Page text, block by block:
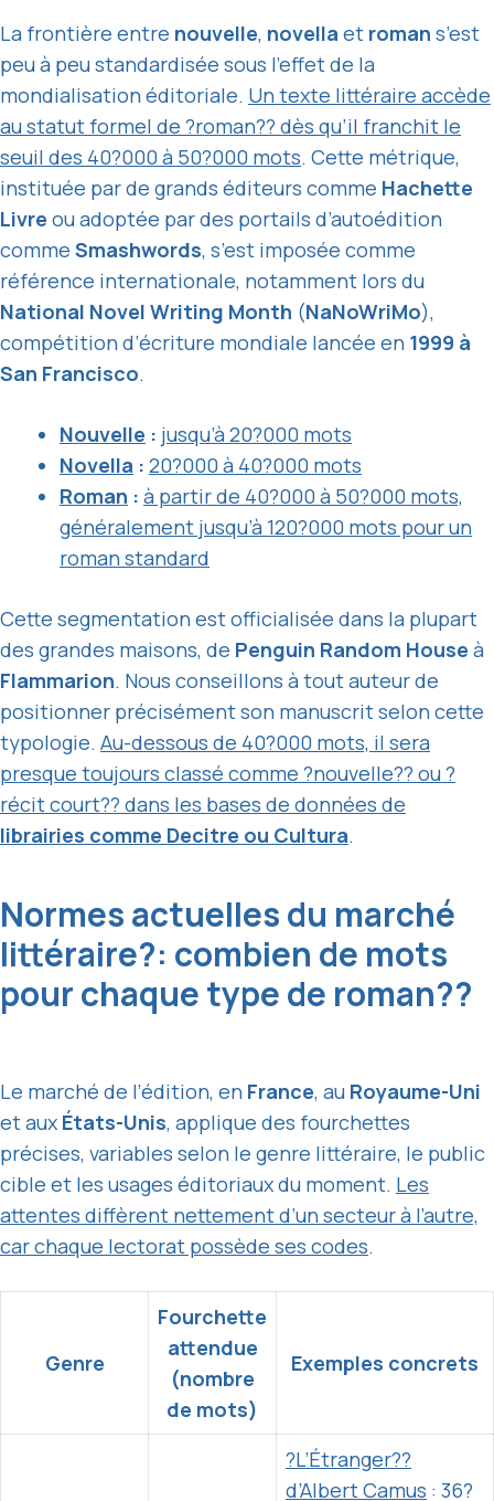
La frontière entre nouvelle, novella et roman s’est
peu à peu standardisée sous l’effet de la
mondialisation éditoriale. Un texte littéraire accède
au statut formel de ?roman?? dès qu’il franchit le
seuil des 40?000 à 50?000 mots. Cette métrique,
instituée par de grands éditeurs comme Hachette
Livre ou adoptée par des portails d’autoédition
comme Smashwords, s’est imposée comme
référence internationale, notamment lors du
National Novel Writing Month (NaNoWriMo),
compétition d’écriture mondiale lancée en 1999 à
San Francisco.
Nouvelle : jusqu’à 20?000 mots
Novella : 20?000 à 40?000 mots
Roman : à partir de 40?000 à 50?000 mots,
généralement jusqu’à 120?000 mots pour un
roman standard
Cette segmentation est officialisée dans la plupart
des grandes maisons, de Penguin Random House à
Flammarion. Nous conseillons à tout auteur de
positionner précisément son manuscrit selon cette
typologie. Au-dessous de 40?000 mots, il sera
presque toujours classé comme ?nouvelle?? ou ?
récit court?? dans les bases de données de
librairies comme Decitre ou Cultura.
Normes actuelles du marché
littéraire?: combien de mots
pour chaque type de roman??
Le marché de l’édition, en France, au Royaume-Uni
et aux États-Unis, applique des fourchettes
précises, variables selon le genre littéraire, le public
cible et les usages éditoriaux du moment. Les
attentes diffèrent nettement d’un secteur à l’autre,
car chaque lectorat possède ses codes.
Genre
Fourchette
attendue
(nombre
de mots)
Exemples concrets
?L’Étranger??
d’Albert Camus : 36?